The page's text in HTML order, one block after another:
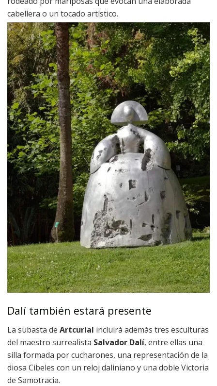
cabellera o un tocado artístico.
Dalí también estará presente
La subasta de Artcurial incluirá además tres esculturas
del maestro surrealista Salvador Dalí, entre ellas una
silla formada por cucharones, una representación de la
diosa Cibeles con un reloj daliniano y una doble Victoria
de Samotracia.